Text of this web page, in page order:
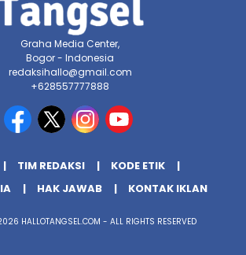
Graha Media Center,
Bogor - Indonesia
redaksihallo@gmail.com
+628557777888
TIM REDAKSI
KODE ETIK
HAK JAWAB KONTAK IKLAN
HALLOTANGSEL.COM - ALL RIGHTS RESERVED